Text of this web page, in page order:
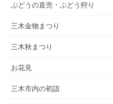
ぶどうの直売・ぶどう狩り
三木金物まつり
三木秋まつり
お花見
三木市内の初詣